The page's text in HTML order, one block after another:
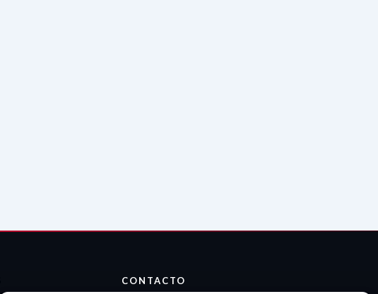
CONTACTO